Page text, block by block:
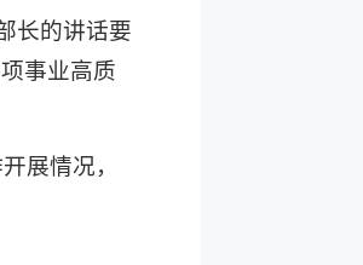
长的讲话要
事业高质
展情况，